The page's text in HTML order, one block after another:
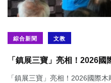
綜合新聞 文教
「鎮展三寶」亮相！2026
「鎮展三寶」亮相！2026國際